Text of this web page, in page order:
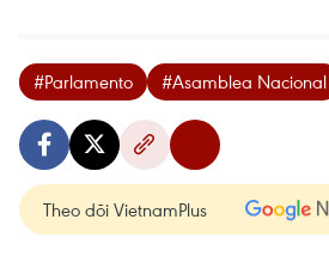
#Parlamento #Asamblea Nacional
Theo dõi VietnamPlus